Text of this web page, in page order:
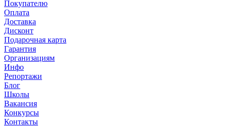
Покупателю
Оплата
Доставка
Дисконт
Подарочная карта
Гарантия
Организациям
Инфо
Репортажи
Блог
Школы
Вакансия
Конкурсы
Контакты